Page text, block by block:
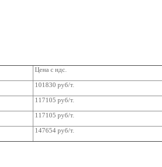
Цена с ндс.
101830 руб/т.
117105 руб/т.
117105 руб/т.
147654 руб/т.